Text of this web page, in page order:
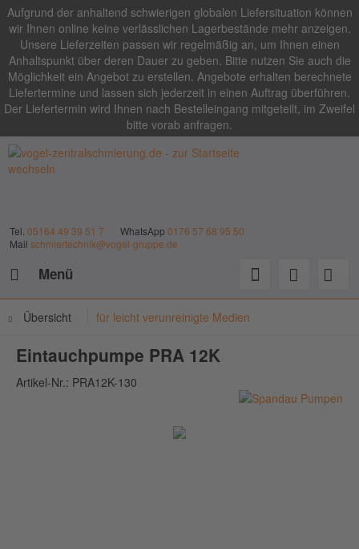
Aufgrund der anhaltend schwierigen globalen Liefersituation können
wir Ihnen online keine verlässlichen Lagerbestände mehr anzeigen.
Unsere Lieferzeiten passen wir regelmäßig an, um Ihnen einen
Anhaltspunkt über deren Dauer zu geben. Bitte nutzen Sie auch die
Möglichkeit ein Angebot zu erstellen. Angebote erhalten berechnete
Liefertermine und lassen sich jederzeit in einen Auftrag überführen.
Der Liefertermin wird Ihnen nach Bestelleingang mitgeteilt, im Zweifel
bitte vorab anfragen.
Tel. 05164 49 39 51 7 WhatsApp 0176 57 68 95 50
Mail schmiertechnik@vogel-gruppe.de
Menü
Übersicht für leicht verunreinigte Medien
Eintauchpumpe PRA 12K
Artikel-Nr.: PRA12K-130